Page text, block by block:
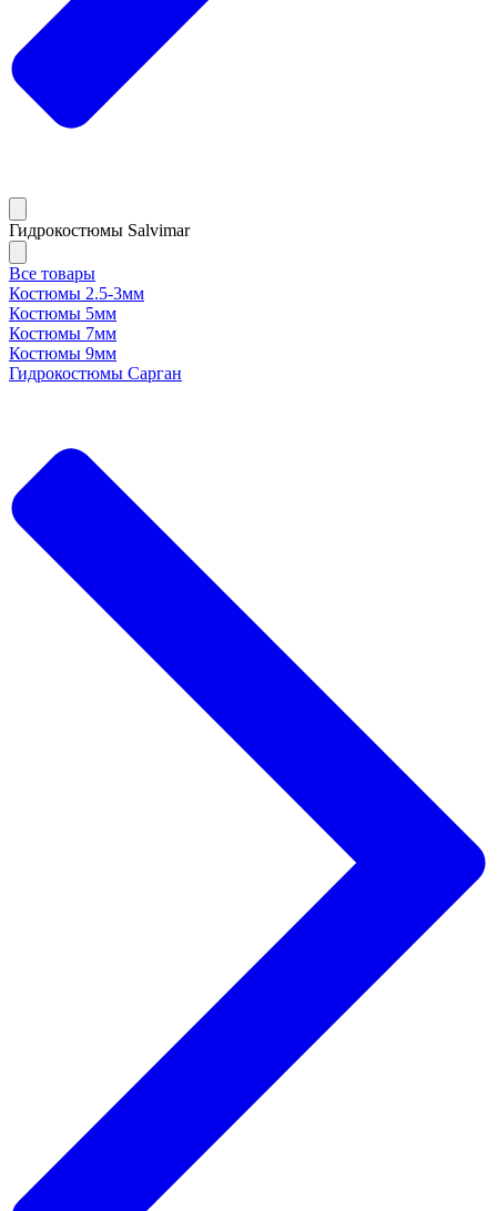
Гидрокостюмы Salvimar
Все товары
Костюмы 2.5-3мм
Костюмы 5мм
Костюмы 7мм
Костюмы 9мм
Гидрокостюмы Сарган